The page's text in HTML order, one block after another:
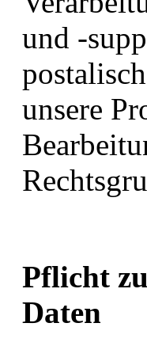
und -
unsere
Pflicht
Daten